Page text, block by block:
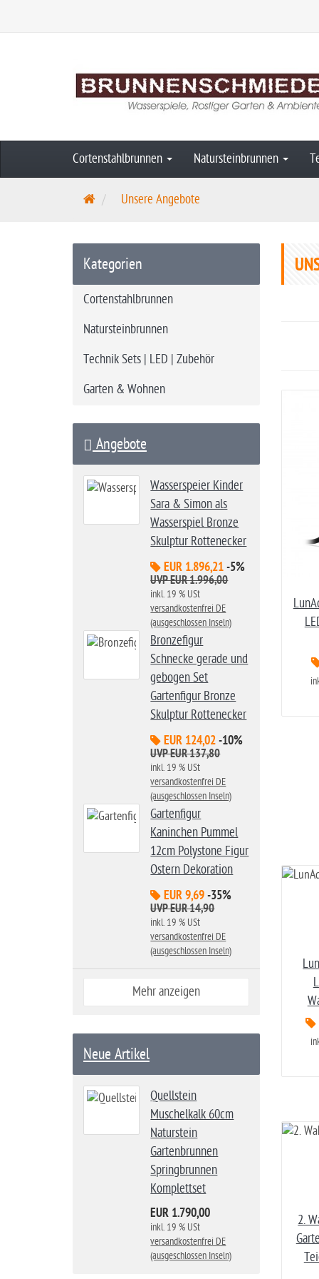
Cortenstahlbrunnen Natursteinbrunnen
S
t
i
e
Unsere Angebote
2.
Kategorien
Cortenstahlbrunnen
Natursteinbrunnen
Technik Sets | LED | Zubehör
Garten & Wohnen
Angebote
Wasserspeier Kinder
Sara & Simon als
Wasserspiel Bronze
Skulptur Rottenecker
EUR 1.896,21-5%
UVP EUR 1.996,00
inkl. 19 % USt
versandkostenfrei DE
(ausgeschlossen Inseln)
Bronzefigur
Schnecke gerade und
gebogen Set
Gartenfigur Bronze
Skulptur Rottenecker
EUR 124,02-10%
UVP EUR 137,80
inkl. 19 % USt
versandkostenfrei DE
(ausgeschlossen Inseln)
Gartenfigur
Kaninchen Pummel
12cm Polystone Figur
Ostern Dekoration
EUR 9,69-35%
UVP EUR 14,90
inkl. 19 % USt
versandkostenfrei DE
(ausgeschlossen Inseln)
Mehr anzeigen
Neue Artikel
Quellstein
Muschelkalk 60cm
Naturstein
Gartenbrunnen
Springbrunnen
Komplettset
EUR 1.790,00
inkl. 19 % USt
versandkostenfrei DE
(ausgeschlossen Inseln)